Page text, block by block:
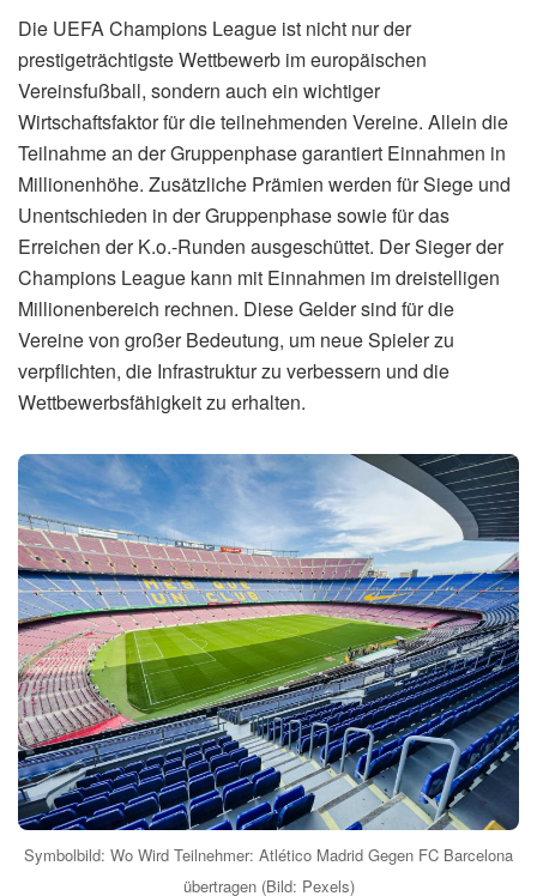
Die UEFA Champions League ist nicht nur der
prestigeträchtigste Wettbewerb im europäischen
Vereinsfußball, sondern auch ein wichtiger
Wirtschaftsfaktor für die teilnehmenden Vereine. Allein die
Teilnahme an der Gruppenphase garantiert Einnahmen in
Millionenhöhe. Zusätzliche Prämien werden für Siege und
Unentschieden in der Gruppenphase sowie für das
Erreichen der K.o.-Runden ausgeschüttet. Der Sieger der
Champions League kann mit Einnahmen im dreistelligen
Millionenbereich rechnen. Diese Gelder sind für die
Vereine von großer Bedeutung, um neue Spieler zu
verpflichten, die Infrastruktur zu verbessern und die
Wettbewerbsfähigkeit zu erhalten.
Symbolbild: Wo Wird Teilnehmer: Atlético Madrid Gegen FC Barcelona
übertragen (Bild: Pexels)